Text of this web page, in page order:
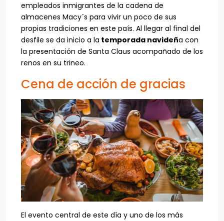
empleados inmigrantes de la cadena de
almacenes Macy´s para vivir un poco de sus
propias tradiciones en este país. Al llegar al final del
desfile se da inicio a la temporada navideña con
la presentación de Santa Claus acompañado de los
renos en su trineo.
Cena de acción de gracias
El evento central de este día y uno de los más